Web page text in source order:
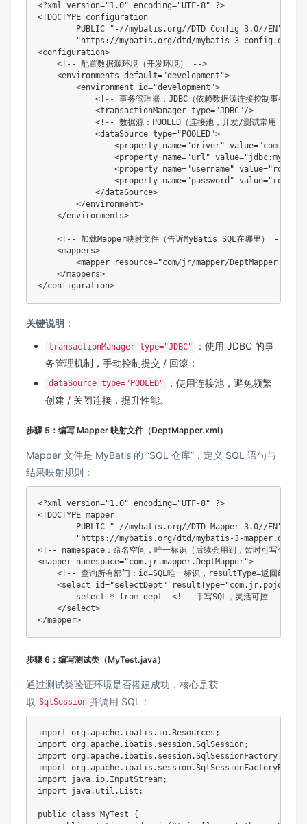
<?xml version="1.0" encoding="UTF-8" ?>
<!DOCTYPE configuration
        PUBLIC "-//mybatis.org//DTD Config 3.0//EN"
        "https://mybatis.org/dtd/mybatis-3-config.dtd">
<configuration>
    <!-- 配置数据源环境（开发环境） -->
    <environments default="development">
        <environment id="development">
<!-- 事务管理器：JDBC（依赖数据源连接控制事务）
            <transactionManager type="JDBC"/>
<!-- 数据源：POOLED（连接池，开发/测试常用，提升
            <dataSource type="POOLED">
<property name="driver"
<property name="url"
<property name="username" value="root"/>
<property name="password" value="root"/>
            </dataSource>
        </environment>
    </environments>
    <!-- 加载Mapper映射文件（告诉MyBatis SQL在哪里） -->
    <mappers>
<mapper resource="com/jr/mapper/
    </mappers>
关键说明 ：
transactionManager type="JDBC"
：使用 JDBC 的事
务管理机制，手动控制提交 / 回滚；
dataSource type="POOLED"
：使用连接池，避免频繁
创建 / 关闭连接，提升性能。
步骤 5：编写 Mapper 映射文件（DeptMapper.xml）
Mapper 文件是 MyBatis 的 “SQL 仓库”，定义 SQL 语句与
结果映射规则：
<?xml version="1.0" encoding="UTF-8" ?>
<!DOCTYPE mapper
        PUBLIC "-//mybatis.org//DTD Mapper 3.0//EN"
        "https://mybatis.org/dtd/mybatis-3-mapper.dtd">
<!-- namespace：命名空间，唯一标识（后续会用到，暂时可写包路
<mapper namespace="com.jr.mapper.DeptMapper">
<!-- 查询所有部门：id=SQL唯一标识，resultType=返回结果的
<select id="selectDept"
        select * from dept  <!-- 手写SQL，灵活可控 -->
    </select>
步骤 6：编写测试类（MyTest.java）
通过测试类验证环境是否搭建成功，核心是获
取 SqlSession 并调用 SQL：
import org.apache.ibatis.io.Resources;
import org.apache.ibatis.session.SqlSession;
import org.apache.ibatis.session.SqlSessionFactory;
import
import java.io.InputStream;
import java.util.List;
public class MyTest {